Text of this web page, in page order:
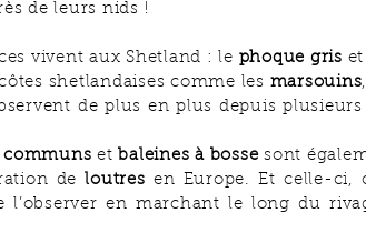
de leurs nids !
vivent aux Shetland : le phoque gris
shetlandaises comme les marsouins
de plus en plus depuis
et baleines à bosse sont
de loutres en Europe. Et celle-ci,
en marchant le long du